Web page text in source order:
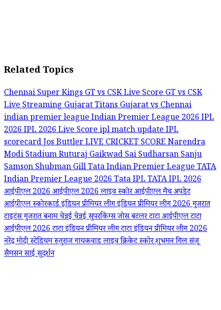
Related Topics
Chennai Super KingsGT vs CSK Live ScoreGT vs CSK
Live StreamingGujarat TitansGujarat vs Chennai
indian premier leagueIndian Premier League 2026IPL
2026IPL 2026 Live Scoreipl match updateIPL
scorecardJos ButtlerLIVE CRICKET SCORENarendra
Modi StadiumRuturaj GaikwadSai SudharsanSanju
SamsonShubman GillTata Indian Premier LeagueTATA
Indian Premier League 2026Tata IPLTATA IPL 2026
आईपीएल 2026आईपीएल 2026 लाइव स्कोरआईपीएल मैच अपडेट
आईपीएल स्कोरकार्डइंडियन प्रीमियर लीगइंडियन प्रीमियर लीग 2026गुजरात
टाइटंसगुजरात बनाम चेन्नईचेन्नई सुपरकिंग्सजोस बटलरटाटा आईपीएलटाटा
आईपीएल 2026टाटा इंडियन प्रीमियर लीगटाटा इंडियन प्रीमियर लीग 2026
नरेंद्र मोदी स्टेडियमरुतुराज गायकवाडलाइव क्रिकेट स्कोरशुभमन गिलसंजू
सैमसनसाई सुदर्शन